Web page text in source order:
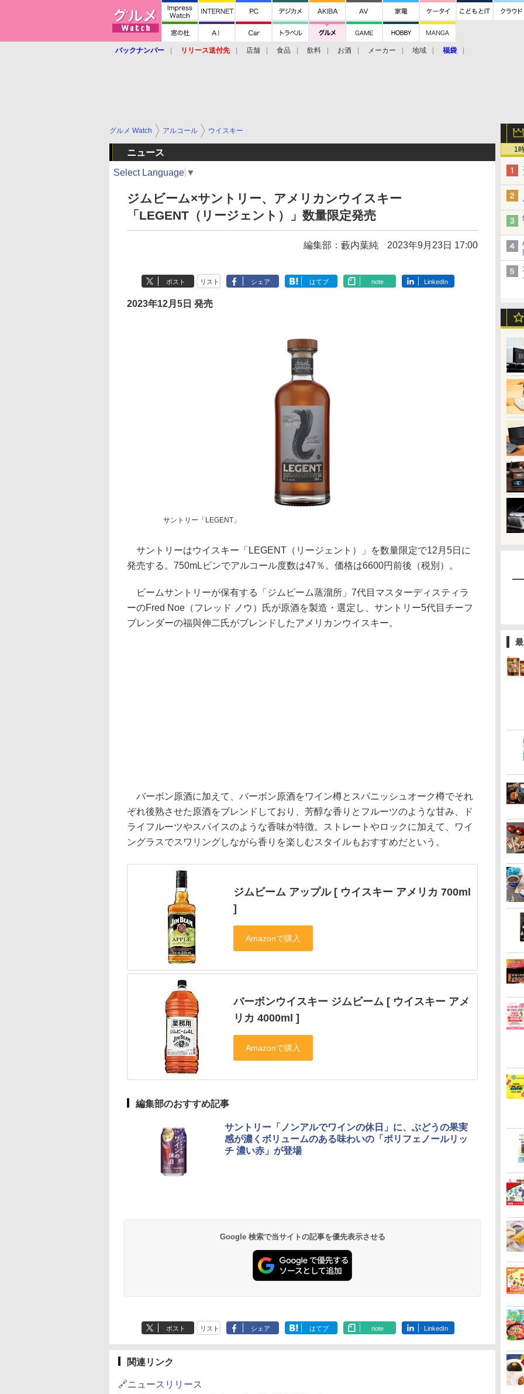
バックナンバー リリース送付先 店舗 食品 飲料 お酒 メーカー 地域 福袋
1
グルメ Watch アルコール ウイスキー
ニュース
Select Language ▼
ジムビーム×サントリー、アメリカンウイスキー
「LEGENT（リージェント）」数量限定発売
編集部：藪内葉純 2023年9月23日 17:00
ポスト リスト シェア はてブ note LinkedIn
2023年12月5日 発売
サントリー「LEGENT」
サントリーはウイスキー「LEGENT（リージェント）」を数量限定で12月5日に
発売する。750mLビンでアルコール度数は47％。価格は6600円前後（税別）。
ビームサントリーが保有する「ジムビーム蒸溜所」7代目マスターディスティラ
ーのFred Noe（フレッド ノウ）氏が原酒を製造・選定し、サントリー5代目チーフ
ブレンダーの福與伸二氏がブレンドしたアメリカンウイスキー。
バーボン原酒に加えて、バーボン原酒をワイン樽とスパニッシュオーク樽でそれ
ぞれ後熟させた原酒をブレンドしており、芳醇な香りとフルーツのような甘み、ド
ライフルーツやスパイスのような香味が特徴。ストレートやロックに加えて、ワイ
ングラスでスワリングしながら香りを楽しむスタイルもおすすめだという。
ジムビーム アップル [ ウイスキー アメリカ 700ml
]
バーボンウイスキー ジムビーム [ ウイスキー アメ
リカ 4000ml ]
編集部のおすすめ記事
サントリー「ノンアルでワインの休日」に、ぶどうの果実
感が濃くボリュームのある味わいの「ポリフェノールリッ
チ 濃い赤」が登場
Google 検索で当サイトの記事を優先表示させる
ポスト リスト シェア はてブ note LinkedIn
関連リンク
🔗ニュースリリース